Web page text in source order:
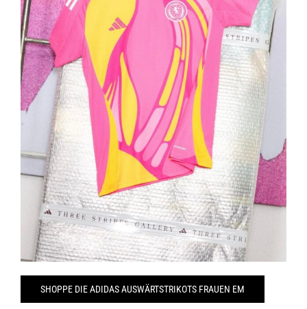
SHOPPE DIE ADIDAS AUSWÄRTSTRIKOTS FRAUEN EM